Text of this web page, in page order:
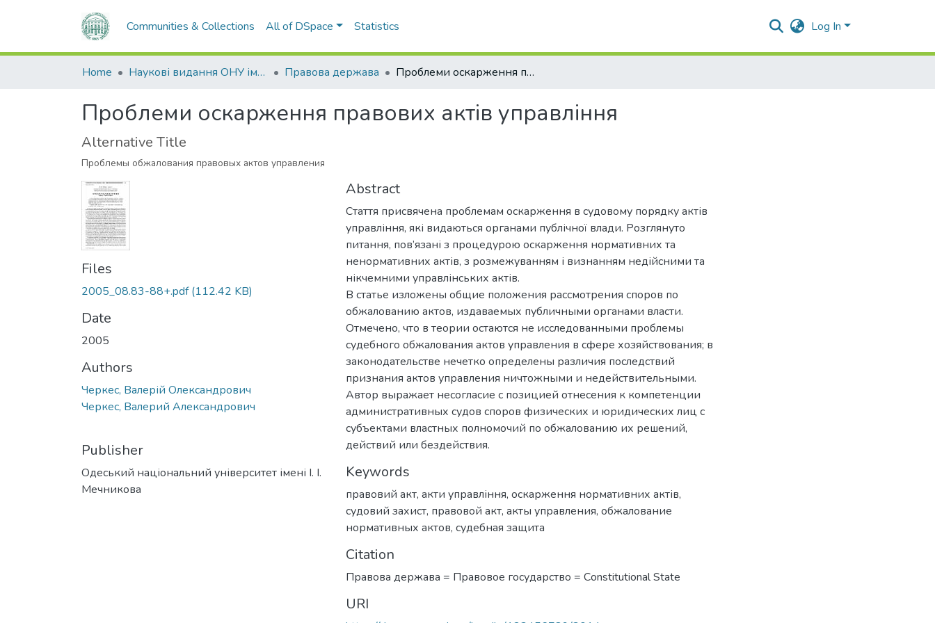
Communities & Collections All of DSpace Statistics Log In
Home Наукові видання ОНУ імені І. І. Мечникова Правова держава Проблеми оскарження правових актів управління
Проблеми оскарження правових актів управління
Alternative Title
Проблемы обжалования правовых актов управления
Files
2005_08.83-88+.pdf(112.42 KB)
Date
2005
Authors
Черкес, Валерій Олександрович
Черкес, Валерий Александрович
Publisher
Одеський національний університет імені І. І.
Мечникова
Abstract
Стаття присвячена проблемам оскарження в судовому порядку актів
управління, які видаються органами публічної влади. Розглянуто
питання, пов’язані з процедурою оскарження нормативних та
ненормативних актів, з розмежуванням і визнанням недійсними та
нікчемними управлінських актів.
В статье изложены общие положения рассмотрения споров по
обжалованию актов, издаваемых публичными органами власти.
Отмечено, что в теории остаются не исследованными проблемы
судебного обжалования актов управления в сфере хозяйствования; в
законодательстве нечетко определены различия последствий
признания актов управления ничтожными и недействительными.
Автор выражает несогласие с позицией отнесения к компетенции
административных судов споров физических и юридических лиц с
субъектами властных полномочий по обжалованию их решений,
действий или бездействия.
Keywords
правовий акт, акти управління, оскарження нормативних актів,
судовий захист, правовой акт, акты управления, обжалование
нормативных актов, судебная защита
Citation
Правова держава = Правовое государство = Сonstitutional State
URI